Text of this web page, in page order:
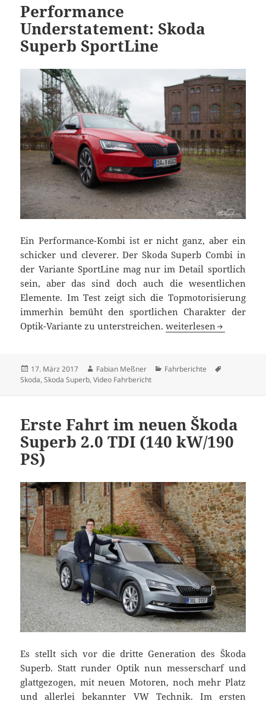
Performance
Understatement: Skoda
Superb SportLine
Ein Performance-Kombi ist er nicht ganz, aber ein
schicker und cleverer. Der Skoda Superb Combi in
der Variante SportLine mag nur im Detail sportlich
sein, aber das sind doch auch die wesentlichen
Elemente. Im Test zeigt sich die Topmotorisierung
immerhin bemüht den sportlichen Charakter der
Optik-Variante zu unterstreichen.Performance
weiterlesen
Veröffentlicht
am
17. März 2017 Autor
Fabian Meßner Kategorien
Fahrberichte
Skoda,Skoda Superb,Video Fahrbericht
Erste Fahrt im neuen Škoda
Superb 2.0 TDI (140 kW/190
PS)
Es stellt sich vor die dritte Generation des Škoda
Superb. Statt runder Optik nun messerscharf und
glattgezogen, mit neuen Motoren, noch mehr Platz
und allerlei bekannter VW Technik. Im ersten